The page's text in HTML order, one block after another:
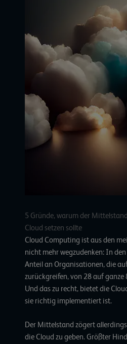
5 Gründe, warum der
Cloud setzen sollte
Cloud Computing ist aus den
nicht mehr wegzudenken: In
Anteil an Organisationen, die
zurückgreifen, von 28 auf ganze
Und das zu recht, bietet die
sie richtig implementiert ist.
Der Mittelstand zögert
die Cloud zu geben. Größter